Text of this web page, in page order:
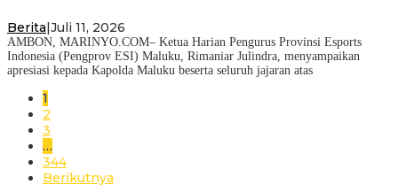
Berita Juli 11, 2026
AMBON, MARINYO.COM– Ketua Harian Pengurus Provinsi Esports
Indonesia (Pengprov ESI) Maluku, Rimaniar Julindra, menyampaikan
apresiasi kepada Kapolda Maluku beserta seluruh jajaran atas
1
2
3
…
344
Berikutnya